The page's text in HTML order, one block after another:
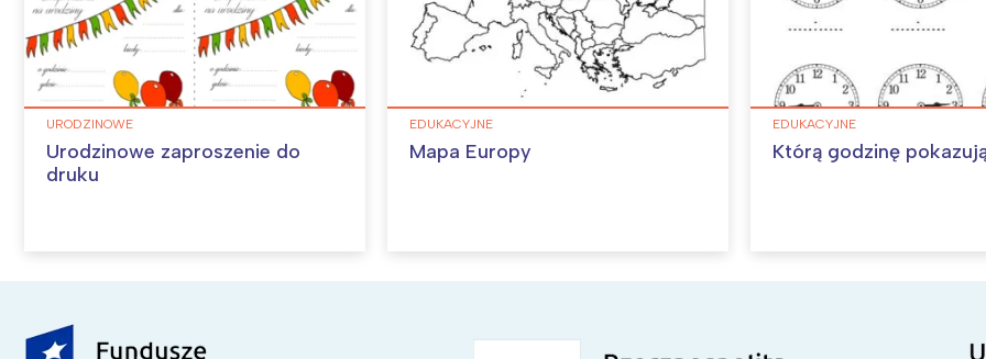
URODZINOWE
Urodzinowe zaproszenie do
druku
EDUKACYJNE
Mapa Europy
EDUKACYJNE
Którą godzinę